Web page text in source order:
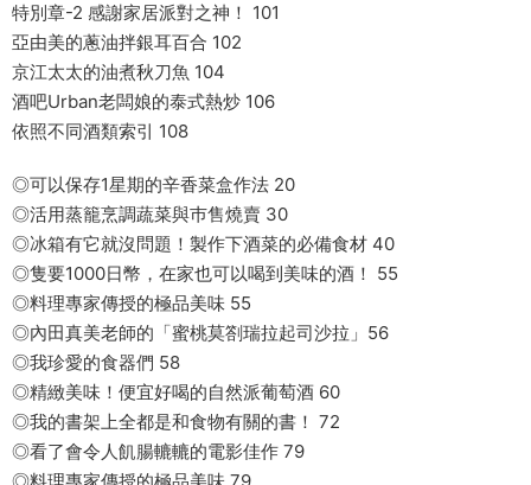
特別章-2 感謝家居派對之神！ 101
亞由美的蔥油拌銀耳百合 102
京江太太的油煮秋刀魚 104
酒吧Urban老闆娘的泰式熱炒 106
依照不同酒類索引 108
◎可以保存1星期的辛香菜盒作法 20
◎活用蒸籠烹調蔬菜與巿售燒賣 30
◎冰箱有它就沒問題！製作下酒菜的必備食材 40
◎隻要1000日幣，在家也可以喝到美味的酒！ 55
◎料理專家傳授的極品美味 55
◎內田真美老師的「蜜桃莫劄瑞拉起司沙拉」56
◎我珍愛的食器們 58
◎精緻美味！便宜好喝的自然派葡萄酒 60
◎我的書架上全都是和食物有關的書！ 72
◎看了會令人飢腸轆轆的電影佳作 79